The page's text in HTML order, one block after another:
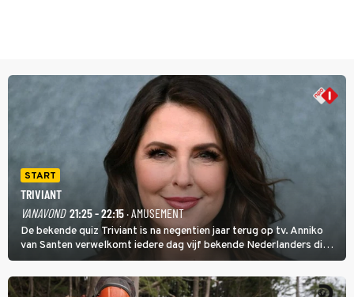
START
TRIVIANT
VANAVOND 21:25 - 22:15· AMUSEMENT
De bekende quiz Triviant is na negentien jaar terug op tv. Anniko
van Santen verwelkomt iedere dag vijf bekende Nederlanders die
vragen beantwoorden in verschillende categorieën. De beste
speler gaat direct door naar de finaleweek.